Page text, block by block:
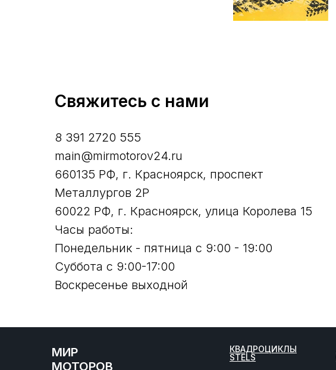
Свяжитесь с нами
8 391 2720 555
main@mirmotorov24.ru
660135 РФ, г. Красноярск, проспект
Металлургов 2Р
60022 РФ, г. Красноярск, улица Королева 15
Часы работы:
Понедельник - пятница с 9:00 - 19:00
Суббота с 9:00-17:00
Воскресенье выходной
МИР
МОТОРОВ
КВАДРОЦИКЛЫ
STELS